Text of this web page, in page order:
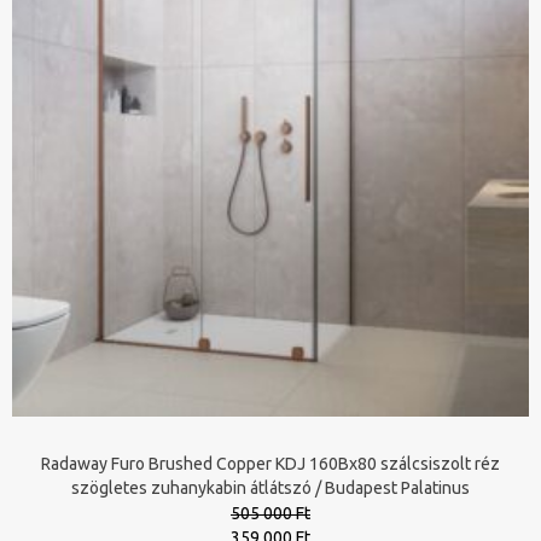
Radaway Furo Brushed Copper KDJ 160Bx80 szálcsiszolt réz
szögletes zuhanykabin átlátszó / Budapest Palatinus
505 000 Ft
Original
Current